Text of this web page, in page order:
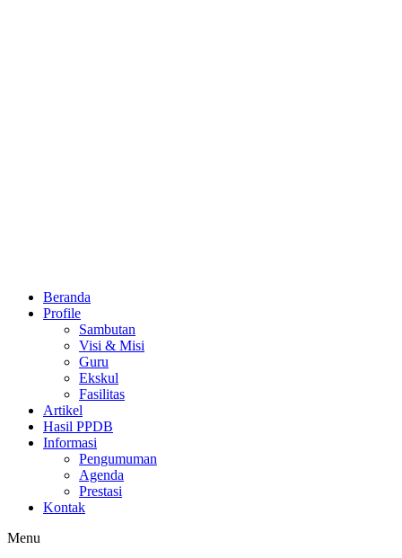
Beranda
Profile
Sambutan
Visi & Misi
Guru
Ekskul
Fasilitas
Artikel
Hasil PPDB
Informasi
Pengumuman
Agenda
Prestasi
Kontak
Menu